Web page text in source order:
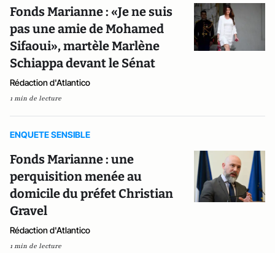
Fonds Marianne : «Je ne suis
pas une amie de Mohamed
Sifaoui», martèle Marlène
Schiappa devant le Sénat
Rédaction d'Atlantico
1 min de lecture
ENQUETE SENSIBLE
Fonds Marianne : une
perquisition menée au
domicile du préfet Christian
Gravel
Rédaction d'Atlantico
1 min de lecture